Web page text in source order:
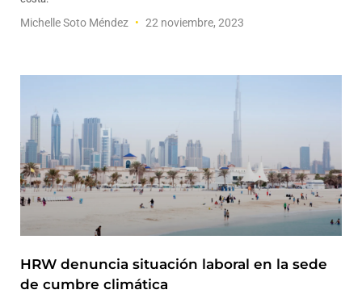
Michelle Soto Méndez 22 noviembre, 2023
HRW denuncia situación laboral en la sede
de cumbre climática